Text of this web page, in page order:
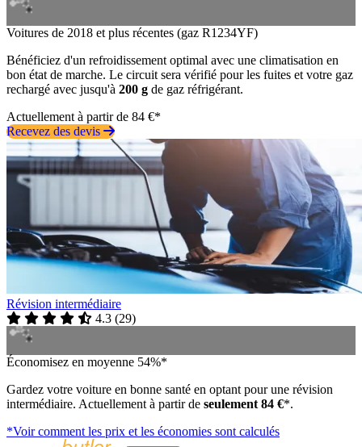
Voitures de 2018 et plus récentes (gaz R1234YF)
Bénéficiez d'un refroidissement optimal avec une climatisation en
bon état de marche. Le circuit sera vérifié pour les fuites et votre gaz
rechargé avec jusqu'à 200 g de gaz réfrigérant.
Actuellement à partir de 84 €*
Recevez des devis
Révision intermédiaire
4.3 (29)
Économisez en moyenne 54%*
Gardez votre voiture en bonne santé en optant pour une révision
intermédiaire. Actuellement à partir de seulement 84 €*.
*Voir comment les prix et les économies sont calculés